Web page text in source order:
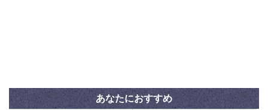
あなたにおすすめ